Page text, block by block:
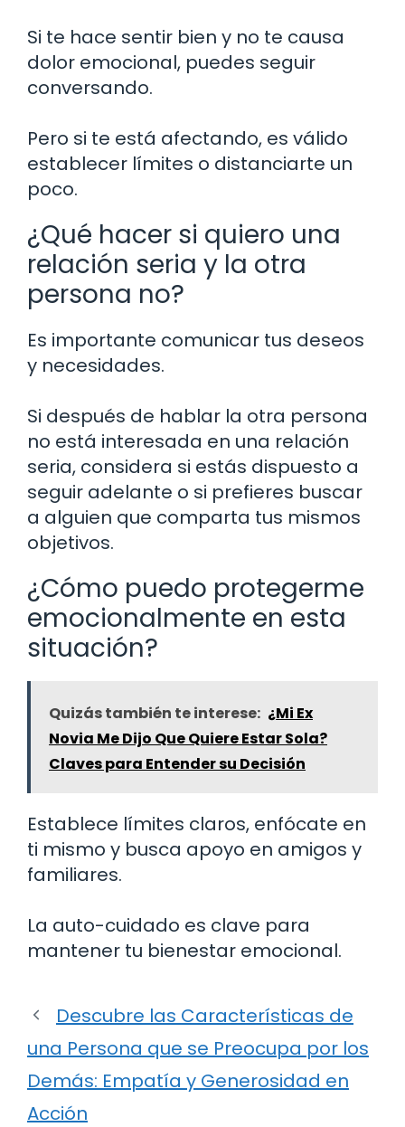
Si te hace sentir bien y no te causa
dolor emocional, puedes seguir
conversando.
Pero si te está afectando, es válido
establecer límites o distanciarte un
poco.
¿Qué hacer si quiero una
relación seria y la otra
persona no?
Es importante comunicar tus deseos
y necesidades.
Si después de hablar la otra persona
no está interesada en una relación
seria, considera si estás dispuesto a
seguir adelante o si prefieres buscar
a alguien que comparta tus mismos
objetivos.
¿Cómo puedo protegerme
emocionalmente en esta
situación?
Quizás también te interese: ¿Mi Ex
Novia Me Dijo Que Quiere Estar Sola?
Claves para Entender su Decisión
Establece límites claros, enfócate en
ti mismo y busca apoyo en amigos y
familiares.
La auto-cuidado es clave para
mantener tu bienestar emocional.
Descubre las Características de
una Persona que se Preocupa por los
Demás: Empatía y Generosidad en
Acción